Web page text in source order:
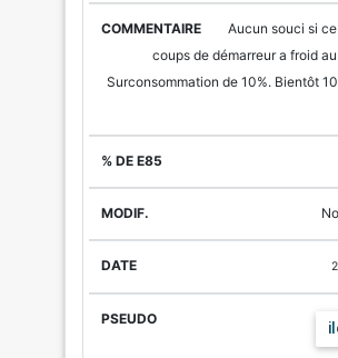
Aucun souci si
coups de démarreur a froid
Surconsommation de 10%. Bientôt